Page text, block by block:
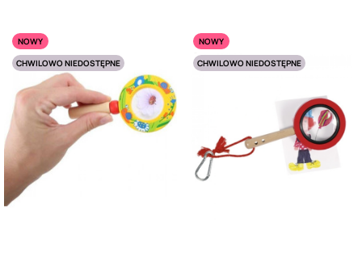
NOWY
CHWILOWO NIEDOSTĘPNE
NOWY
CHWILOWO NIEDOSTĘPNE